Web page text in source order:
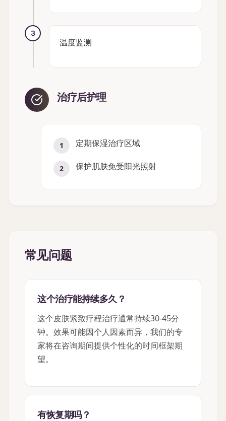
3
温度监测
治疗后护理
1 定期保湿治疗区域
2 保护肌肤免受阳光照射
常见问题
这个治疗能持续多久？
这个皮肤紧致疗程治疗通常持续30-45分
钟。效果可能因个人因素而异，我们的专
家将在咨询期间提供个性化的时间框架期
望。
有恢复期吗？